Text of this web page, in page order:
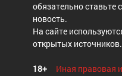
обязательно ставьте
новость.
На сайте
открытых источников.
18+ Иная правовая